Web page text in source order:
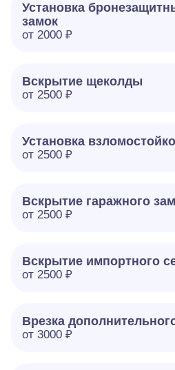
Установка
замок
от 2000 ₽
Вскрытие щеколды
от 2500 ₽
Установка
от 2500 ₽
Вскрытие гаражного
от 2500 ₽
Вскрытие импортного
от 2500 ₽
Врезка
от 3000 ₽